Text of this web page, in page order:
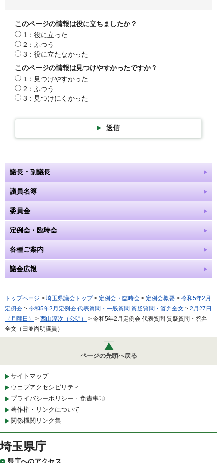
このページの情報は役に立ちましたか？
1：役に立った
2：ふつう
3：役に立たなかった
このページの情報は見つけやすかったですか？
1：見つけやすかった
2：ふつう
3：見つけにくかった
送信
議長・副議長
議員名簿
委員会
定例会・臨時会
各種ご案内
議会広報
トップページ > 埼玉県議会トップ> 定例会・臨時会 > 定例会概要 > 令和5年2月
定例会 > 令和5年2月定例会 代表質問・一般質問 質疑質問・答弁全文 > 2月27日
（月曜日）
> 西山淳次（公明）
> 令和5年2月定例会 代表質問 質疑質問・答弁
全文（田並尚明議員）
ページの先頭へ戻る
サイトマップ
ウェブアクセシビリティ
プライバシーポリシー・免責事項
著作権・リンクについて
関係機関リンク集
埼玉県庁
県庁へのアクセス